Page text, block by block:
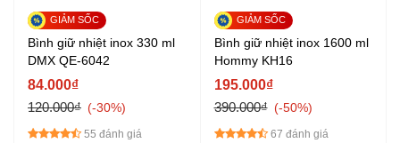
Bình giữ nhiệt inox 330 ml
DMX QE-6042
84.000₫
120.000₫
-30%
55 đánh giá
Bình giữ nhiệt inox 1600 ml
Hommy KH16
195.000₫
390.000₫
-50%
67 đánh giá